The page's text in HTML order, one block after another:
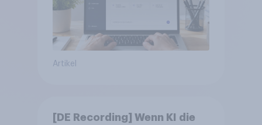
Artikel
[DE Recording] Wenn KI die